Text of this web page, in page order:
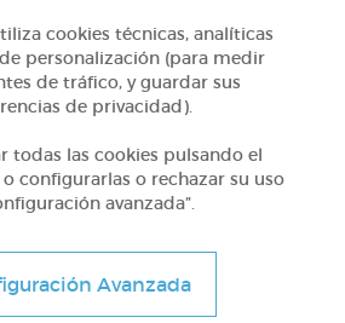
Primaria (6-7 años)
y fotografía
cookies técnicas, analíticas
personalización (para medir
de tráfico, y guardar sus
de privacidad).
todas las cookies pulsando el
o configurarlas o rechazar su uso
avanzada”.
Avanzada